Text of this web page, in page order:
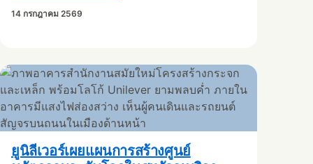
14 กรกฎาคม 2569
ยูนิลีเวอร์เผยแผนการสร้างศูนย์